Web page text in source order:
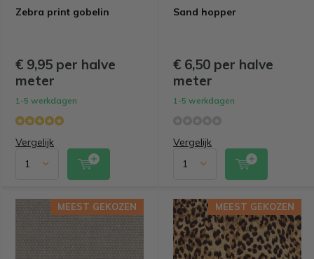
Zebra print gobelin
€ 9,95 per halve
meter
1-5 werkdagen
Vergelijk
Sand hopper
€ 6,50 per halve
meter
1-5 werkdagen
Vergelijk
MEEST GEKOZEN MEEST GEKOZEN